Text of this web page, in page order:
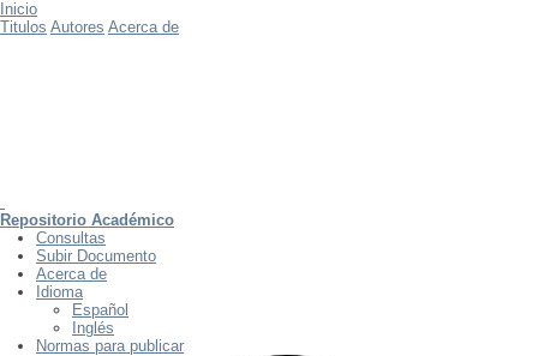
Inicio
Titulos Autores Acerca de
Repositorio Académico
Consultas
Subir Documento
Acerca de
Idioma
Español
Inglés
Normas para publicar